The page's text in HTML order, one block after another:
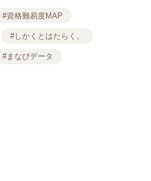
#資格難易度MAP
#しかくとはたらく。
#まなびデータ